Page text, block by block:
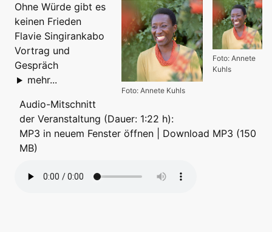
Foto: Annete
Kuhls
Foto: Annete Kuhls
Ohne Würde gibt es
keinen Frieden
Flavie Singirankabo
Vortrag und
Gespräch
mehr...
Audio-Mitschnitt
der Veranstaltung (Dauer: 1:22 h):
MP3 in neuem Fenster öffnen
Download MP3 (150
MB)